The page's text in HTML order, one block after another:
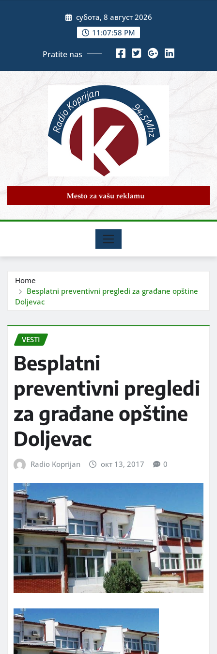
субота, 8 август 2026
11:08:00 PM
Pratite nas
Home
Besplatni preventivni pregledi za građane opštine
Doljevac
VESTI
Besplatni
preventivni pregledi
za građane opštine
Doljevac
Radio Koprijan окт 13, 2017 0